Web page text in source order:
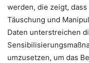
werden, die zeigt,
Täuschung und
Daten unterstreichen
umzusetzen, um das